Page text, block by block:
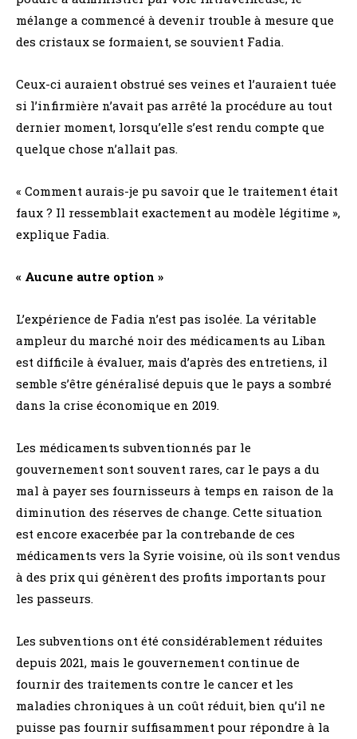
mélange a commencé à devenir trouble à mesure que
des cristaux se formaient, se souvient Fadia.
Ceux-ci auraient obstrué ses veines et l’auraient tuée
si l’infirmière n’avait pas arrêté la procédure au tout
dernier moment, lorsqu’elle s’est rendu compte que
quelque chose n’allait pas.
« Comment aurais-je pu savoir que le traitement était
faux ? Il ressemblait exactement au modèle légitime »,
explique Fadia.
« Aucune autre option »
L’expérience de Fadia n’est pas isolée. La véritable
ampleur du marché noir des médicaments au Liban
est difficile à évaluer, mais d’après des entretiens, il
semble s’être généralisé depuis que le pays a sombré
dans la crise économique en 2019.
Les médicaments subventionnés par le
gouvernement sont souvent rares, car le pays a du
mal à payer ses fournisseurs à temps en raison de la
diminution des réserves de change. Cette situation
est encore exacerbée par la contrebande de ces
médicaments vers la Syrie voisine, où ils sont vendus
à des prix qui génèrent des profits importants pour
les passeurs.
Les subventions ont été considérablement réduites
depuis 2021, mais le gouvernement continue de
fournir des traitements contre le cancer et les
maladies chroniques à un coût réduit, bien qu’il ne
puisse pas fournir suffisamment pour répondre à la